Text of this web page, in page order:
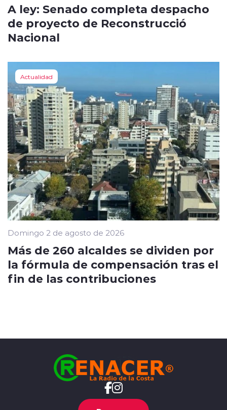
A ley: Senado completa despacho
de proyecto de Reconstrucció
Nacional
Actualidad
Domingo 2 de agosto de 2026
Más de 260 alcaldes se dividen por
la fórmula de compensación tras el
fin de las contribuciones